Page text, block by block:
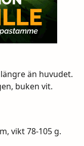
än huvudet.
buken vit.
vikt 78-105 g.